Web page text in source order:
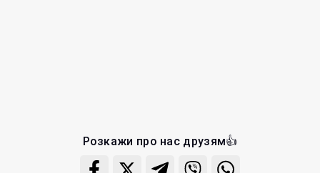
Розкажи про нас друзям👍